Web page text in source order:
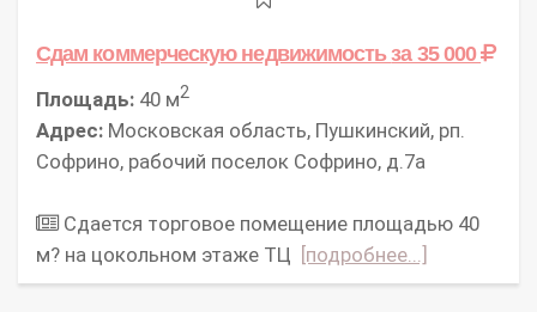
Сдам коммерческую недвижимостьза 35 000
Площадь: 40 м2
Адрес: Московская область, Пушкинский, рп.
Софрино, рабочий поселок Софрино, д.7а
Сдается торговое помещение площадью 40
м? на цокольном этаже ТЦ [подробнее...]